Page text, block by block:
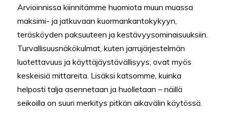
Arvioinnissa kiinnitämme huomiota muun muassa
maksimi- ja jatkuvaan kuormankantokykyyn,
teräsköyden paksuuteen ja kestävyysominaisuuksiin.
Turvallisuusnäkökulmat, kuten jarrujärjestelmän
luotettavuus ja käyttäjäystävällisyys, ovat myös
keskeisiä mittareita. Lisäksi katsomme, kuinka
helposti talja asennetaan ja huolletaan – näillä
seikoilla on suuri merkitys pitkän aikavälin käytössä.